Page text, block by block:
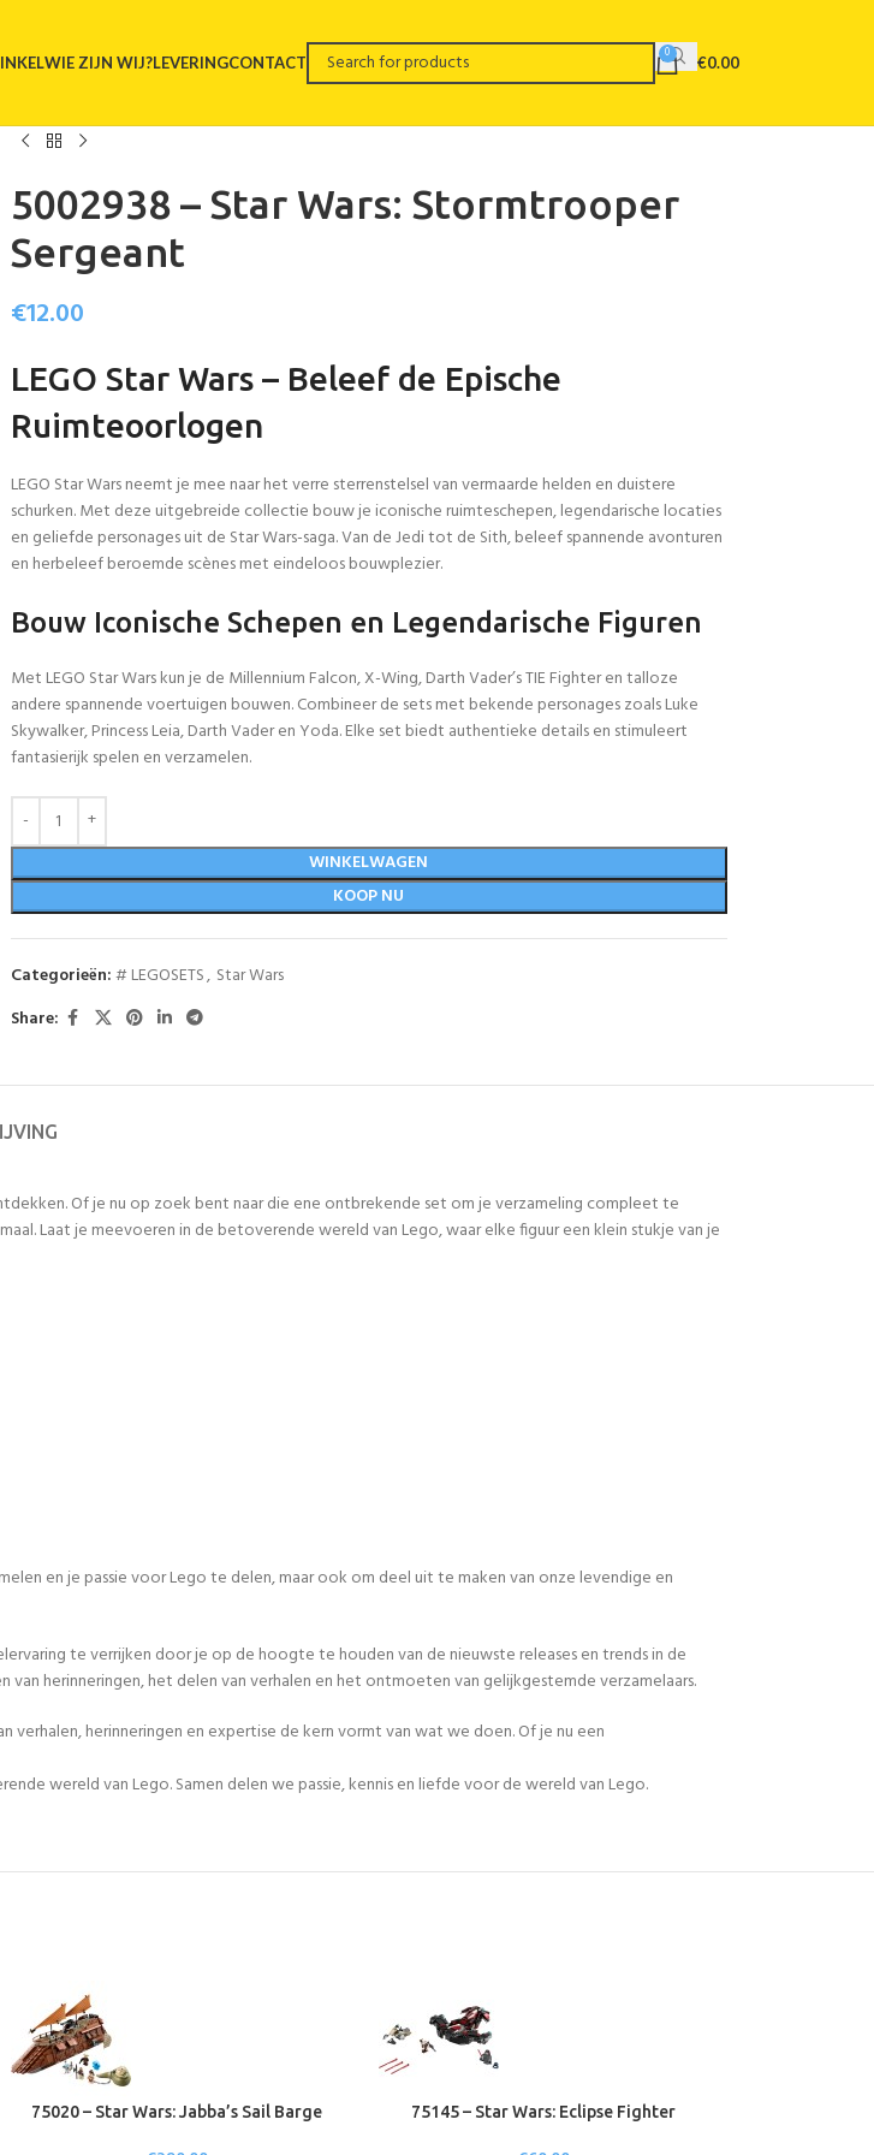
WIE ZIJN WIJ?LEVERINGCONTACT 0 €0.00
5002938 – Star Wars: Stormtrooper
Sergeant
€12.00
LEGO Star Wars – Beleef de Epische
Ruimteoorlogen
LEGO Star Wars neemt je mee naar het verre sterrenstelsel van vermaarde helden en duistere
schurken. Met deze uitgebreide collectie bouw je iconische ruimteschepen, legendarische locaties
en geliefde personages uit de Star Wars-saga. Van de Jedi tot de Sith, beleef spannende avonturen
en herbeleef beroemde scènes met eindeloos bouwplezier.
Bouw Iconische Schepen en Legendarische Figuren
Met LEGO Star Wars kun je de Millennium Falcon, X-Wing, Darth Vader’s TIE Fighter en talloze
andere spannende voertuigen bouwen. Combineer de sets met bekende personages zoals Luke
Skywalker, Princess Leia, Darth Vader en Yoda. Elke set biedt authentieke details en stimuleert
fantasierijk spelen en verzamelen.
WINKELWAGEN
KOOP NU
Categorieën:# LEGOSETS, Star Wars
Share:
Of je nu op zoek bent naar die ene ontbrekende set om je verzameling compleet te
Laat je meevoeren in de betoverende wereld van Lego, waar elke figuur een klein stukje van je
en je passie voor Lego te delen, maar ook om deel uit te maken van onze levendige en
te verrijken door je op de hoogte te houden van de nieuwste releases en trends in de
herinneringen, het delen van verhalen en het ontmoeten van gelijkgestemde verzamelaars.
herinneringen en expertise de kern vormt van wat we doen. Of je nu een
wereld van Lego. Samen delen we passie, kennis en liefde voor de wereld van Lego.
75020 – Star Wars: Jabba’s Sail Barge 75145 – Star Wars: Eclipse Fighter